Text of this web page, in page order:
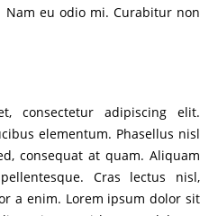
eu odio mi. Curabitur non
consectetur adipiscing elit.
elementum. Phasellus nisl
consequat at quam. Aliquam
Cras lectus nisl,
a enim. Lorem ipsum dolor sit